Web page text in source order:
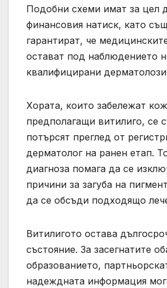
Подобни схеми имат за цел
финансовия натиск, като
гарантират, че
остават под наблюдението
квалифицирани
Хората, които забележат
предполагащи витилиго, се
потърсят преглед от
дерматолог на ранен етап.
диагноза помага да се
причини за загуба на
да се обсъди подходящо
Витилигото остава
състояние. За засегнатите
образованието,
надеждната информация